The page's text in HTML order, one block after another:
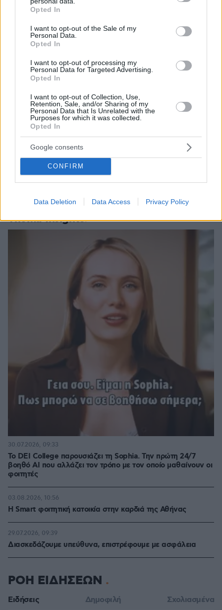
grant or deny consent to Google and its third-party tags to
use your data for below specified purposes in below Google
consent section.
Opted In
I want to opt-out of the Sale of my
Personal Data.
Opted In
I want to opt-out of processing my
Personal Data for Targeted Advertising.
Opted In
I want to opt-out of Collection, Use,
Retention, Sale, and/or Sharing of my
Personal Data that Is Unrelated with the
Purposes for which it was collected.
Opted In
Google consents
CONFIRM
Data Deletion Data Access Privacy Policy
Πραγματογνώμονας Λιότσιος: Aν η εισήγηση για την
07.03.2023, 18:15
Thema Insights
Το DEI College παρουσιάζει τη Sophia. Την πρώτη 24/7
βοηθό AI που αλλάζει τον τρόπο με τον οποίο μαθαίνουν οι
φοιτητές
30.07.2026, 09:33
Η Smart φοιτητική κατοικία στην καρδιά της Αθήνας
03.08.2026, 10:56
Διασκεδάζουμε υπεύθυνα, επιστρέφουμε με ασφάλεια
29.07.2026, 09:39
ΡΟΗ ΕΙΔΗΣΕΩΝ
Ειδήσεις Δημοφιλή Σχολιασμένα